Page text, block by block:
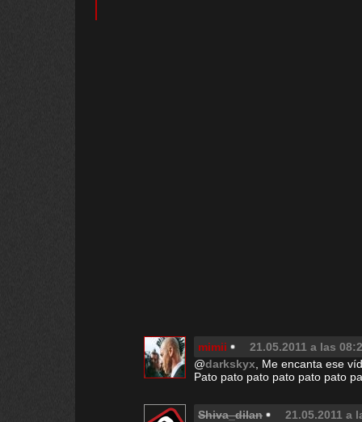
mimii
21.05.2011 a las
@darkskyx , Me encanta ese
Pato pato pato pato pato pato
Shiva_dilan
21.05.2011 a